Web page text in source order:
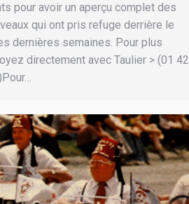
pour avoir un aperçu complet des
qui ont pris refuge derrière le
dernières semaines. Pour plus
directement avec Taulier > (01 42